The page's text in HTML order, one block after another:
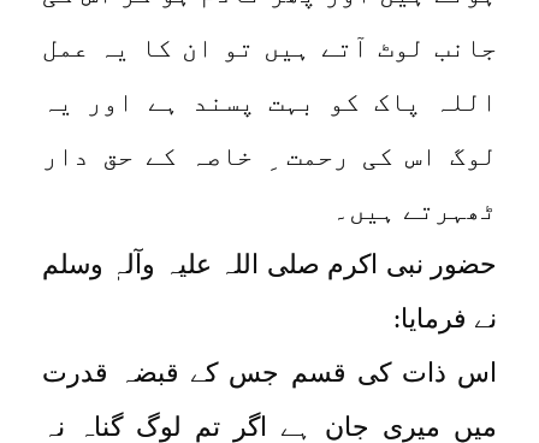
جانب لوٹ آتے ہیں تو ان کا یہ عمل
اللہ پاک کو بہت پسند ہے اور یہ
لوگ اس کی رحمت ِ خاصہ کے حق دار
ٹھہرتے ہیں۔
حضور نبی اکرم صلی اللہ علیہ وآلہٖ وسلم
نے فرمایا:
اس ذات کی قسم جس کے قبضہ قدرت
میں میری جان ہے اگر تم لوگ گناہ نہ